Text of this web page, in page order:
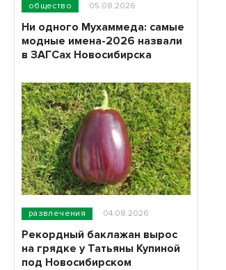
общество 05.08.2026
Ни одного Мухаммеда: самые
модные имена-2026 назвали
в ЗАГСах Новосибирска
развлечения 04.08.2026
Рекордный баклажан вырос
на грядке у Татьяны Купиной
под Новосибирском